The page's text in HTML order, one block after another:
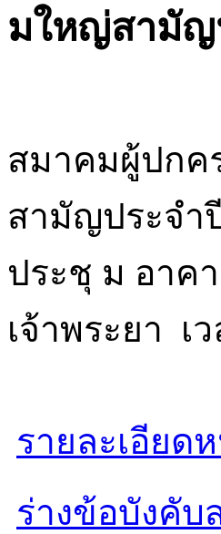
มใหญ่สามัญ
สมาคมผู้ปกค
สามัญประจํ
ประชุ ม อาค
เจ้าพระยา เ
รายละเอียด
ร่างข้อบังคับ